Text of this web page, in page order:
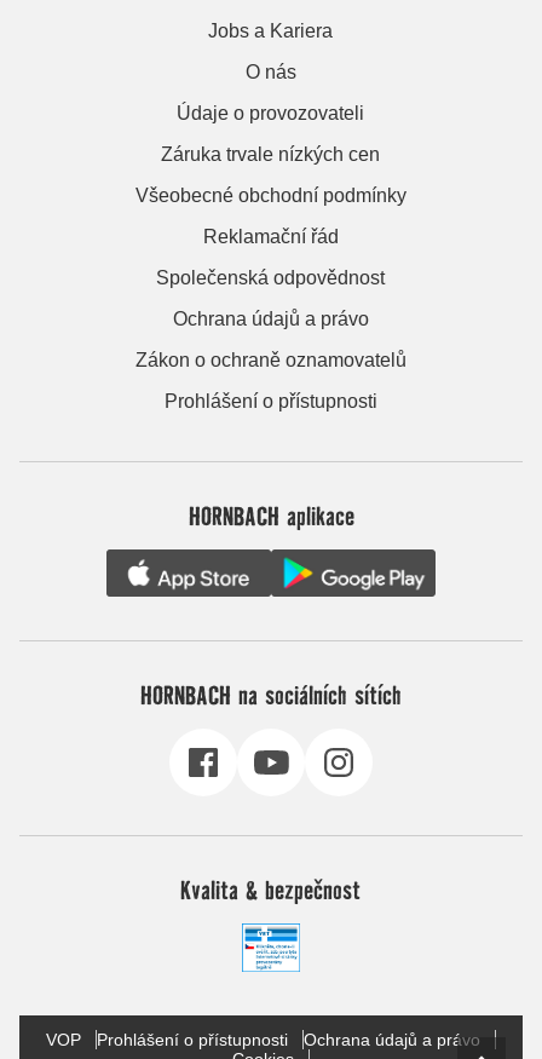
Jobs a Kariera
O nás
Údaje o provozovateli
Záruka trvale nízkých cen
Všeobecné obchodní podmínky
Reklamační řád
Společenská odpovědnost
Ochrana údajů a právo
Zákon o ochraně oznamovatelů
Prohlášení o přístupnosti
HORNBACH aplikace
HORNBACH na sociálních sítích
Kvalita & bezpečnost
VOP Prohlášení o přístupnosti
Ochrana údajů a právo